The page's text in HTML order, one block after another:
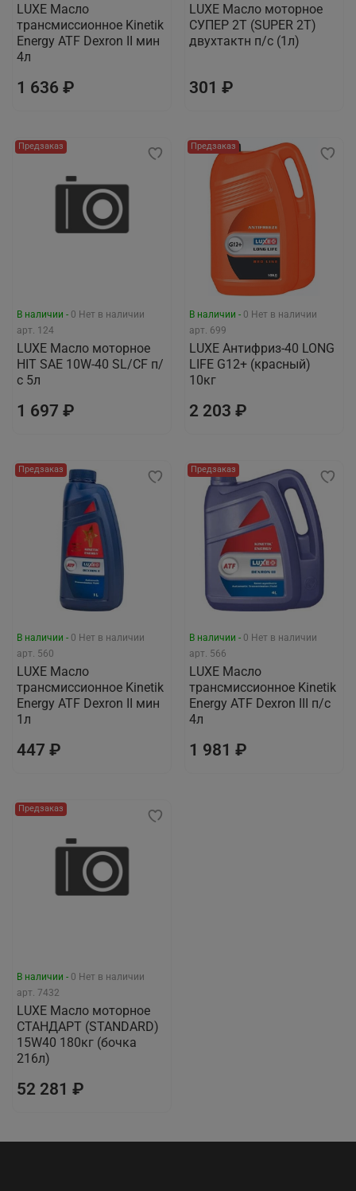
LUXЕ Масло
трансмиссионное Kinetik
Energy ATF Dexron II мин
4л
1 636 ₽
LUXE Масло моторное
СУПЕР 2Т (SUPER 2T)
двухтактн п/с (1л)
301 ₽
Предзаказ
В наличии - 0 Нет в наличии
арт. 124
LUXЕ Масло моторное
HIT SAE 10W-40 SL/CF п/
с 5л
1 697 ₽
Предзаказ
В наличии - 0 Нет в наличии
арт. 699
LUXЕ Антифриз-40 LONG
LIFE G12+ (красный)
10кг
2 203 ₽
Предзаказ
В наличии - 0 Нет в наличии
арт. 560
LUXЕ Масло
трансмиссионное Kinetik
Energy ATF Dexron II мин
1л
447 ₽
Предзаказ
В наличии - 0 Нет в наличии
арт. 566
LUXЕ Масло
трансмиссионное Kinetik
Energy ATF Dexron III п/с
4л
1 981 ₽
Предзаказ
В наличии - 0 Нет в наличии
арт. 7432
LUXЕ Масло моторное
СТАНДАРТ (STANDARD)
15W40 180кг (бочка
216л)
52 281 ₽